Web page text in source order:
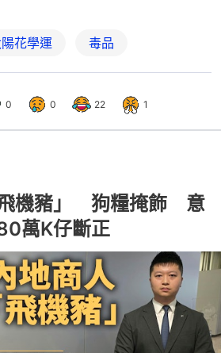
花學運 毒品
0 0 22 1
機豬」 狗糧掩飾 意
萬K仔斷正